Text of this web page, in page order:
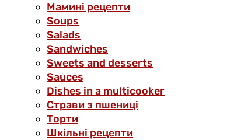
Мамині рецепти
Soups
Salads
Sandwiches
Sweets and desserts
Sauces
Dishes in a multicooker
Страви з пшениці
Торти
Шкільні рецепти